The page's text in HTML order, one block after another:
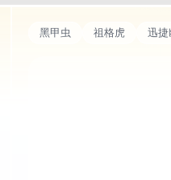
黑甲虫 祖格虎 迅捷